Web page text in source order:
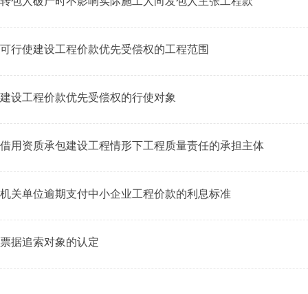
可行使建设工程价款优先受偿权的工程范围
建设工程价款优先受偿权的行使对象
借用资质承包建设工程情形下工程质量责任的承担主体
机关单位逾期支付中小企业工程价款的利息标准
票据追索对象的认定